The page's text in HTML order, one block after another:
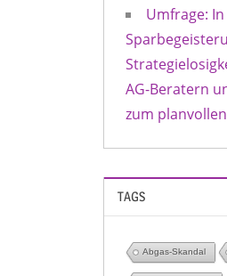
Umfrage:
AG-Beratern
zum
TAGS
Abgas-Skandal